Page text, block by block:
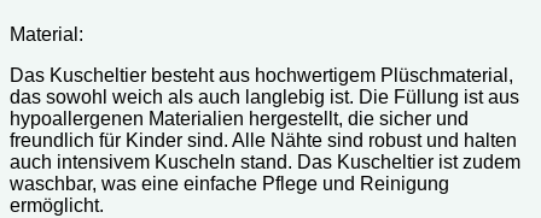
Material:
Das Kuscheltier besteht aus hochwertigem Plüschmaterial,
das sowohl weich als auch langlebig ist. Die Füllung ist aus
hypoallergenen Materialien hergestellt, die sicher und
freundlich für Kinder sind. Alle Nähte sind robust und halten
auch intensivem Kuscheln stand. Das Kuscheltier ist zudem
waschbar, was eine einfache Pflege und Reinigung
ermöglicht.